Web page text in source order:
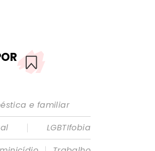
e familiar
|
LGBTIfobia